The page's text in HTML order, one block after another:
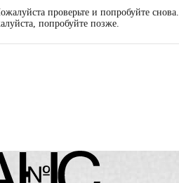
проверьте и попробуйте снова.
попробуйте позже.